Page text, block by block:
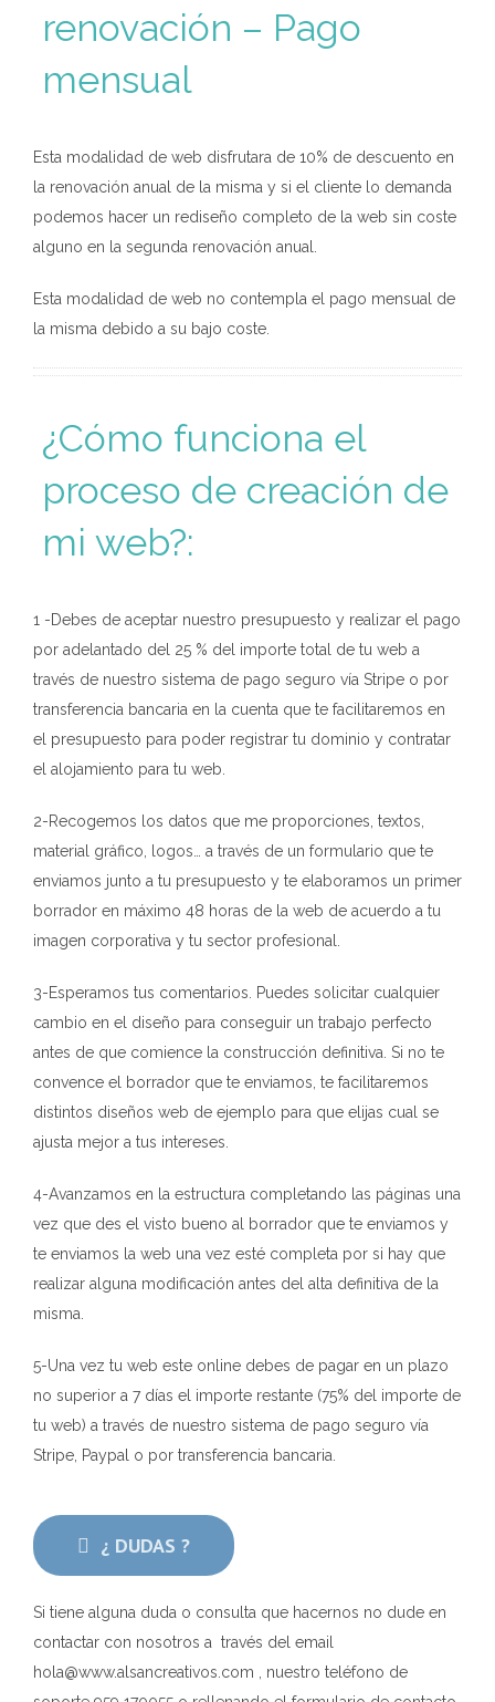
renovación – Pago
mensual
Esta modalidad de web disfrutara de 10% de descuento en
la renovación anual de la misma y si el cliente lo demanda
podemos hacer un rediseño completo de la web sin coste
alguno en la segunda renovación anual.
Esta modalidad de web no contempla el pago mensual de
la misma debido a su bajo coste.
¿Cómo funciona el
proceso de creación de
mi web?:
1 -Debes de aceptar nuestro presupuesto y realizar el pago
por adelantado del 25 % del importe total de tu web a
través de nuestro sistema de pago seguro vía Stripe o por
transferencia bancaria en la cuenta que te facilitaremos en
el presupuesto para poder registrar tu dominio y contratar
el alojamiento para tu web.
2-Recogemos los datos que me proporciones, textos,
material gráfico, logos… a través de un formulario que te
enviamos junto a tu presupuesto y te elaboramos un primer
borrador en máximo 48 horas de la web de acuerdo a tu
imagen corporativa y tu sector profesional.
3-Esperamos tus comentarios. Puedes solicitar cualquier
cambio en el diseño para conseguir un trabajo perfecto
antes de que comience la construcción definitiva. Si no te
convence el borrador que te enviamos, te facilitaremos
distintos diseños web de ejemplo para que elijas cual se
ajusta mejor a tus intereses.
4-Avanzamos en la estructura completando las páginas una
vez que des el visto bueno al borrador que te enviamos y
te enviamos la web una vez esté completa por si hay que
realizar alguna modificación antes del alta definitiva de la
misma.
5-Una vez tu web este online debes de pagar en un plazo
no superior a 7 días el importe restante (75% del importe de
tu web) a través de nuestro sistema de pago seguro vía
Stripe, Paypal o por transferencia bancaria.
¿ DUDAS ?
Si tiene alguna duda o consulta que hacernos no dude en
contactar con nosotros a través del email
hola@www.alsancreativos.com , nuestro teléfono de